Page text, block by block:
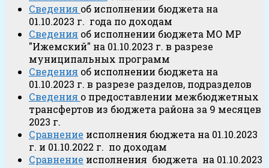
Сведения об исполнении бюджета на
01.10.2023 г. года по доходам
Сведения об исполнении бюджета МО МР
"Ижемский" на 01.10.2023 г. в разрезе
муниципальных программ
Сведения об исполнении бюджета на
01.10.2023 г. в разрезе разделов, подразделов
Сведения о предоставлении межбюджетных
трансфертов из бюджета района за 9 месяцев
2023 г.
Сравнение исполнения бюджета на 01.10.2023
г. и 01.10.2022 г. по доходам
Сравнение исполнения бюджета на 01.10.2023